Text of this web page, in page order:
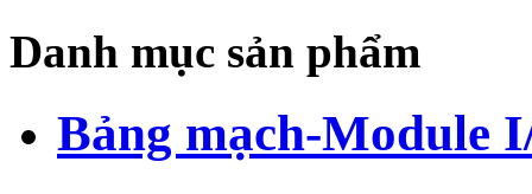
Danh mục sản phẩm
Bảng mạch-Module